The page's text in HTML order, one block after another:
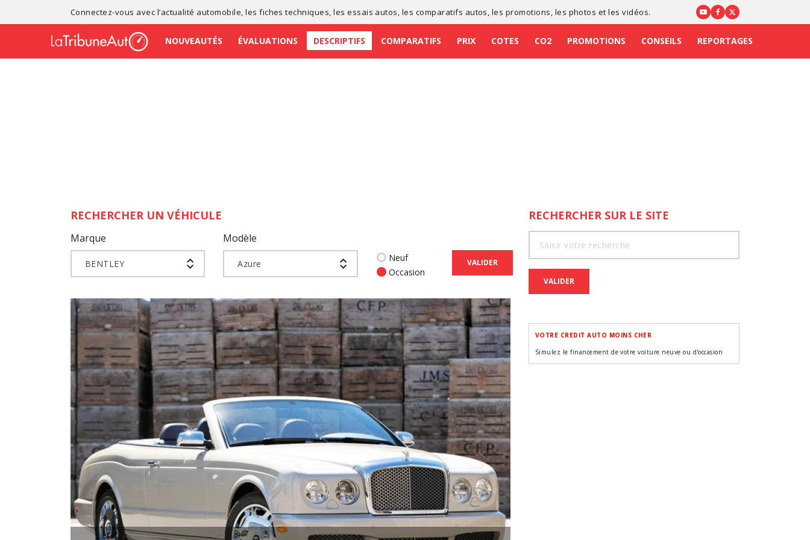
Connectez-vous avec l’actualité automobile , lesfiches techniques , lesessais autos , les comparatifs autos , les promotions , les photos et les vidéos.
NOUVEAUTÉS ÉVALUATIONS DESCRIPTIFS COMPARATIFS PRIX COTES CO2 PROMOTIONS CONSEILS REPORTAGES
RECHERCHER UN VÉHICULE
Marque
BENTLEY
Modèle
Azure
Neuf
Occasion
VALIDER
RECHERCHER SUR LE SITE
VALIDER
VOTRE CREDIT AUTO MOINS CHER
Simulez le financement de votre voiture neuve ou d'occasion